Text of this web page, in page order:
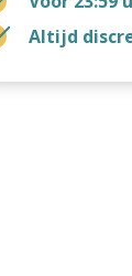
Altijd